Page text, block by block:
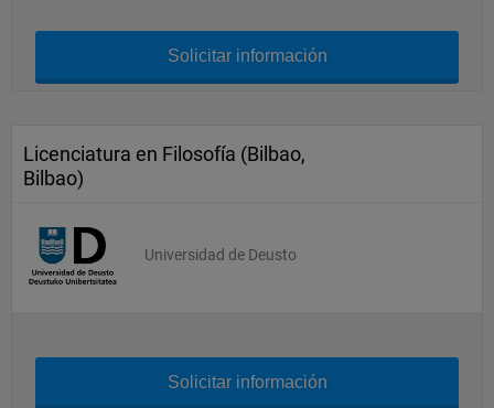
Solicitar información
Licenciatura en Filosofía (Bilbao,
Bilbao)
Universidad de Deusto
Solicitar información